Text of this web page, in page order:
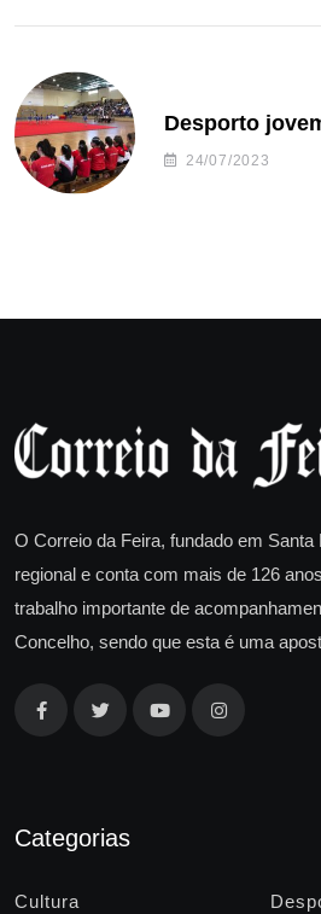
Desporto
24/07/2023
O Correio da Feira, fundado em
regional e conta com mais de 126
trabalho importante de
Concelho, sendo que esta é uma
Categorias
Cultura